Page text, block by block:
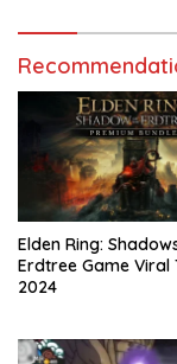
Elden Ring:
Erdtree Game Viral
2024